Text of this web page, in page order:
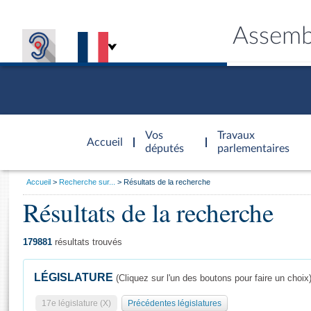
Accueil
d'accueil
Vos
députés
Travaux
parlementaires
Général
Vous
Accueil Recherche sur... Résultats de la recherche
Résultats de la recherche
179881 résultats trouvés
LÉGISLATURE (Cliquez sur l'un des boutons pour faire un choix)
17e législature (X) Précédentes législatures